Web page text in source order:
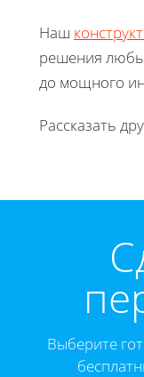
Наш
решения
до мощного
Рассказать
Выберите